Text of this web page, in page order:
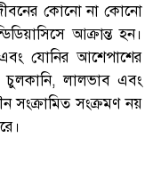
কোনো না কোনো
আক্রান্ত হন।
যোনির আশেপাশের
চুলকানি, লালভাব এবং
সংক্রামিত সংক্রমণ নয়